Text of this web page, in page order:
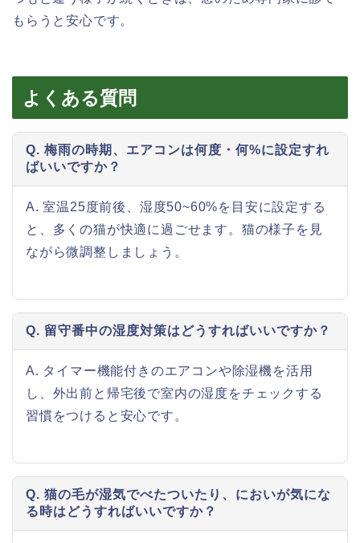
もらうと安心です。
よくある質問
Q. 梅雨の時期、エアコンは何度・何%に設定すれ
ばいいですか？
A. 室温25度前後、湿度50~60%を目安に設定する
と、多くの猫が快適に過ごせます。猫の様子を見
ながら微調整しましょう。
Q. 留守番中の湿度対策はどうすればいいですか？
A. タイマー機能付きのエアコンや除湿機を活用
し、外出前と帰宅後で室内の湿度をチェックする
習慣をつけると安心です。
Q. 猫の毛が湿気でべたついたり、においが気にな
る時はどうすればいいですか？